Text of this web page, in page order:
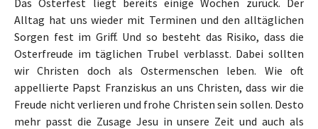
Alltag hat uns wieder mit Terminen und den alltäglichen
Sorgen fest im Griff. Und so besteht das Risiko, dass die
Osterfreude im täglichen Trubel verblasst. Dabei sollten
wir Christen doch als Ostermenschen leben. Wie oft
appellierte Papst Franziskus an uns Christen, dass wir die
Freude nicht verlieren und frohe Christen sein sollen. Desto
mehr passt die Zusage Jesu in unsere Zeit und auch als